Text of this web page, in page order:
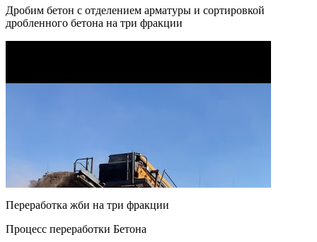
Дробим бетон с отделением арматуры и сортировкой
дробленного бетона на три фракции
Переработка жби на три фракции
Процесс переработки Бетона